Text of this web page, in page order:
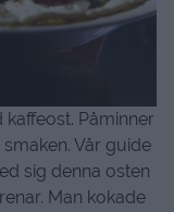
Påminner
Vår guide
sig denna osten
Man kokade